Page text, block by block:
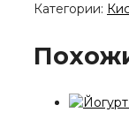
Категории: